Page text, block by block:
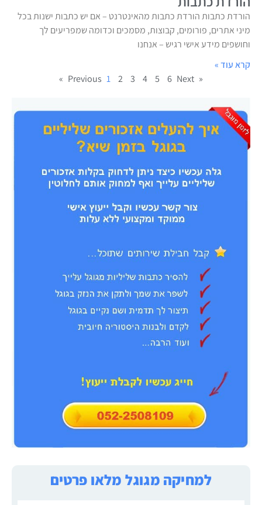
הורדת כתבות הורדת כתבות מהאינטרנט – אם יש כתבות ישנות בכל
מיני אתרים, פורומים, קבוצות, מסמכים וכדומה שמפריעים לך
וחושפים מידע אישי רגיש – אנחנו
קרא עוד »
« Previous
1 2 3 4 5 6 Next »
למחיקה מגוגל מלאו פרטים